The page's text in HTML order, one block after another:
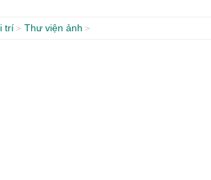
trí Thư viện ảnh